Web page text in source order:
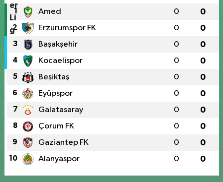
1 Amed 0 0
2 Erzurumspor FK 0 0
3 Başakşehir 0 0
4 Kocaelispor 0 0
5 Beşiktaş 0 0
6 Eyüpspor 0 0
7 Galatasaray 0 0
8 Çorum FK 0 0
9 Gaziantep FK 0 0
10 Alanyaspor 0 0